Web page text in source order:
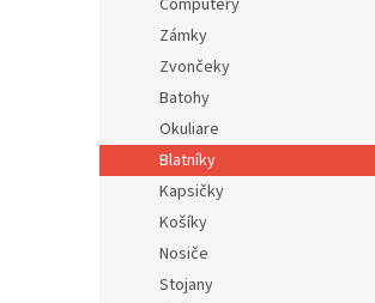
Computery
Zámky
Zvončeky
Batohy
Okuliare
Blatníky
Kapsičky
Košíky
Nosiče
Stojany